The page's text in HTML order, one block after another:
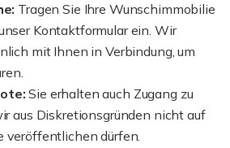
Tragen Sie Ihre Wunschimmobilie
Kontaktformular ein. Wir
mit Ihnen in Verbindung, um
Sie erhalten auch Zugang zu
aus Diskretionsgründen nicht auf
veröffentlichen dürfen.